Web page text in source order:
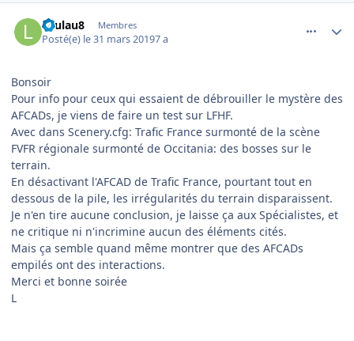
Laulau8 Membres
Posté(e) le 31 mars 20197 a
Bonsoir
Pour info pour ceux qui essaient de débrouiller le mystère des
AFCADs, je viens de faire un test sur LFHF.
Avec dans Scenery.cfg: Trafic France surmonté de la scène
FVFR régionale surmonté de Occitania: des bosses sur le
terrain.
En désactivant l'AFCAD de Trafic France, pourtant tout en
dessous de la pile, les irrégularités du terrain disparaissent.
Je n'en tire aucune conclusion, je laisse ça aux Spécialistes, et
ne critique ni n'incrimine aucun des éléments cités.
Mais ça semble quand même montrer que des AFCADs
empilés ont des interactions.
Merci et bonne soirée
L